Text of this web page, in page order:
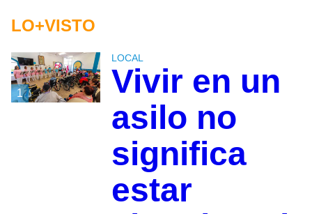
LO+VISTO
1
LOCAL
Vivir en un
asilo no
significa
estar